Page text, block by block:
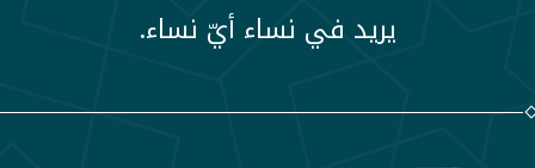
يريد في نساء أيّ نساء.